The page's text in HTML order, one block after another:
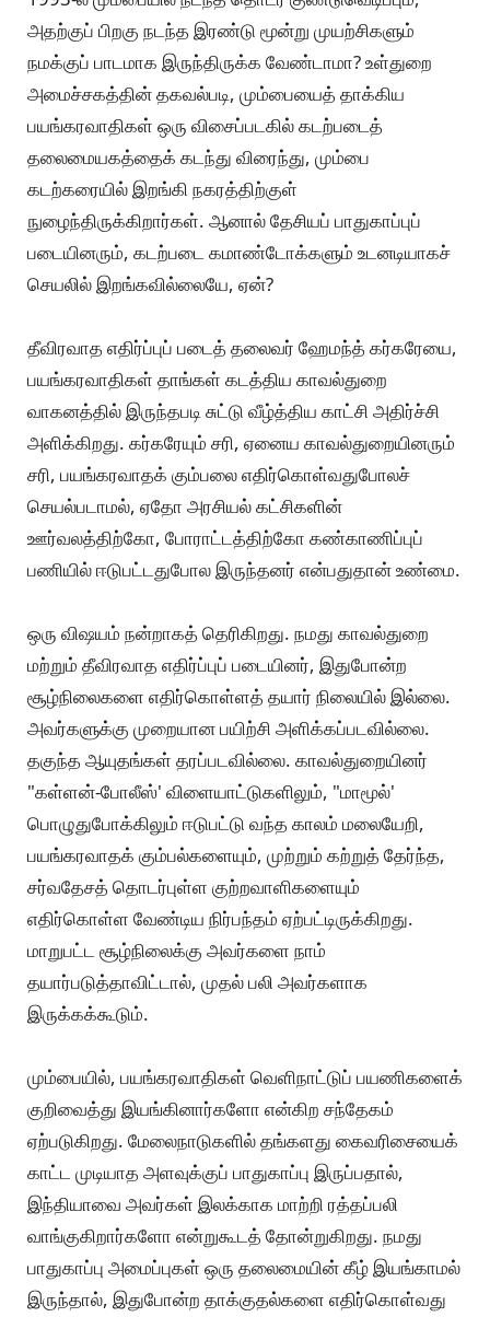
அதற்குப் பிறகு நடந்த இரண்டு மூன்று முயற்சிகளும்
நமக்குப் பாடமாக இருந்திருக்க வேண்டாமா? உள்துறை
அமைச்சகத்தின் தகவல்படி, மும்பையைத் தாக்கிய
பயங்கரவாதிகள் ஒரு விசைப்படகில் கடற்படைத்
தலைமையகத்தைக் கடந்து விரைந்து, மும்பை
கடற்கரையில் இறங்கி நகரத்திற்குள்
நுழைந்திருக்கிறார்கள். ஆனால் தேசியப் பாதுகாப்புப்
படையினரும், கடற்படை கமாண்டோக்களும் உடனடியாகச்
செயலில் இறங்கவில்லையே, ஏன்?
தீவிரவாத எதிர்ப்புப் படைத் தலைவர் ஹேமந்த் கர்கரேயை,
பயங்கரவாதிகள் தாங்கள் கடத்திய காவல்துறை
வாகனத்தில் இருந்தபடி சுட்டு வீழ்த்திய காட்சி அதிர்ச்சி
அளிக்கிறது. கர்கரேயும் சரி, ஏனைய காவல்துறையினரும்
சரி, பயங்கரவாதக் கும்பலை எதிர்கொள்வதுபோலச்
செயல்படாமல், ஏதோ அரசியல் கட்சிகளின்
ஊர்வலத்திற்கோ, போராட்டத்திற்கோ கண்காணிப்புப்
பணியில் ஈடுபட்டதுபோல இருந்தனர் என்பதுதான் உண்மை.
ஒரு விஷயம் நன்றாகத் தெரிகிறது. நமது காவல்துறை
மற்றும் தீவிரவாத எதிர்ப்புப் படையினர், இதுபோன்ற
சூழ்நிலைகளை எதிர்கொள்ளத் தயார் நிலையில் இல்லை.
அவர்களுக்கு முறையான பயிற்சி அளிக்கப்படவில்லை.
தகுந்த ஆயுதங்கள் தரப்படவில்லை. காவல்துறையினர்
"கள்ளன்-போலீஸ்' விளையாட்டுகளிலும், "மாமூல்'
பொழுதுபோக்கிலும் ஈடுபட்டு வந்த காலம் மலையேறி,
பயங்கரவாதக் கும்பல்களையும், முற்றும் கற்றுத் தேர்ந்த,
சர்வதேசத் தொடர்புள்ள குற்றவாளிகளையும்
எதிர்கொள்ள வேண்டிய நிர்பந்தம் ஏற்பட்டிருக்கிறது.
மாறுபட்ட சூழ்நிலைக்கு அவர்களை நாம்
தயார்படுத்தாவிட்டால், முதல் பலி அவர்களாக
இருக்கக்கூடும்.
மும்பையில், பயங்கரவாதிகள் வெளிநாட்டுப் பயணிகளைக்
குறிவைத்து இயங்கினார்களோ என்கிற சந்தேகம்
ஏற்படுகிறது. மேலைநாடுகளில் தங்களது கைவரிசையைக்
காட்ட முடியாத அளவுக்குப் பாதுகாப்பு இருப்பதால்,
இந்தியாவை அவர்கள் இலக்காக மாற்றி ரத்தப்பலி
வாங்குகிறார்களோ என்றுகூடத் தோன்றுகிறது. நமது
பாதுகாப்பு அமைப்புகள் ஒரு தலைமையின் கீழ் இயங்காமல்
இருந்தால், இதுபோன்ற தாக்குதல்களை எதிர்கொள்வது